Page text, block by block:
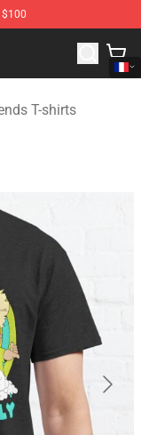
Merchandise
T-shirts